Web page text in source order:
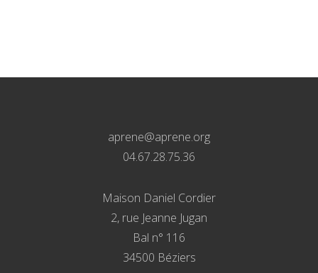
aprene@aprene.org
04.67.28.75.36
Maison Daniel Cordier
2, rue Jeanne Jugan
Bal n° 116
34500 Béziers